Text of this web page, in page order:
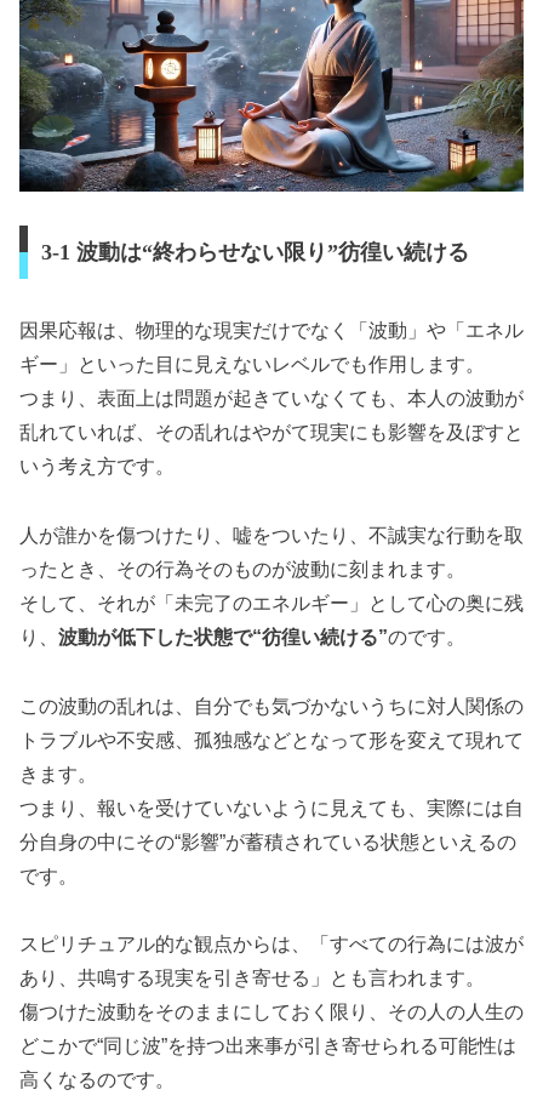
3-1 波動は“終わらせない限り”彷徨い続ける
因果応報は、物理的な現実だけでなく「波動」や「エネル
ギー」といった目に見えないレベルでも作用します。
つまり、表面上は問題が起きていなくても、本人の波動が
乱れていれば、その乱れはやがて現実にも影響を及ぼすと
いう考え方です。
人が誰かを傷つけたり、嘘をついたり、不誠実な行動を取
ったとき、その行為そのものが波動に刻まれます。
そして、それが「未完了のエネルギー」として心の奥に残
り、 波動が低下した状態で“彷徨い続ける”のです。
この波動の乱れは、自分でも気づかないうちに対人関係の
トラブルや不安感、孤独感などとなって形を変えて現れて
きます。
つまり、報いを受けていないように見えても、実際には自
分自身の中にその“影響”が蓄積されている状態といえるの
です。
スピリチュアル的な観点からは、「すべての行為には波が
あり、共鳴する現実を引き寄せる」とも言われます。
傷つけた波動をそのままにしておく限り、その人の人生の
どこかで“同じ波”を持つ出来事が引き寄せられる可能性は
高くなるのです。